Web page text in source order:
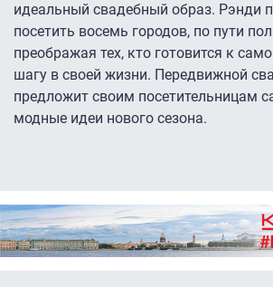
идеальный свадебный образ. Рэнди
посетить восемь городов, по пути
преображая тех, кто готовится к
шагу в своей жизни. Передвижной
предложит своим посетительницам
модные идеи нового сезона.